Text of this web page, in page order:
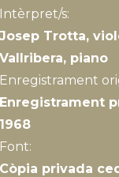
Intèrpret/s:
Josep Trotta,
Vallribera, piano
Enregistrament
Enregistrament
1968
Font:
Còpia privada